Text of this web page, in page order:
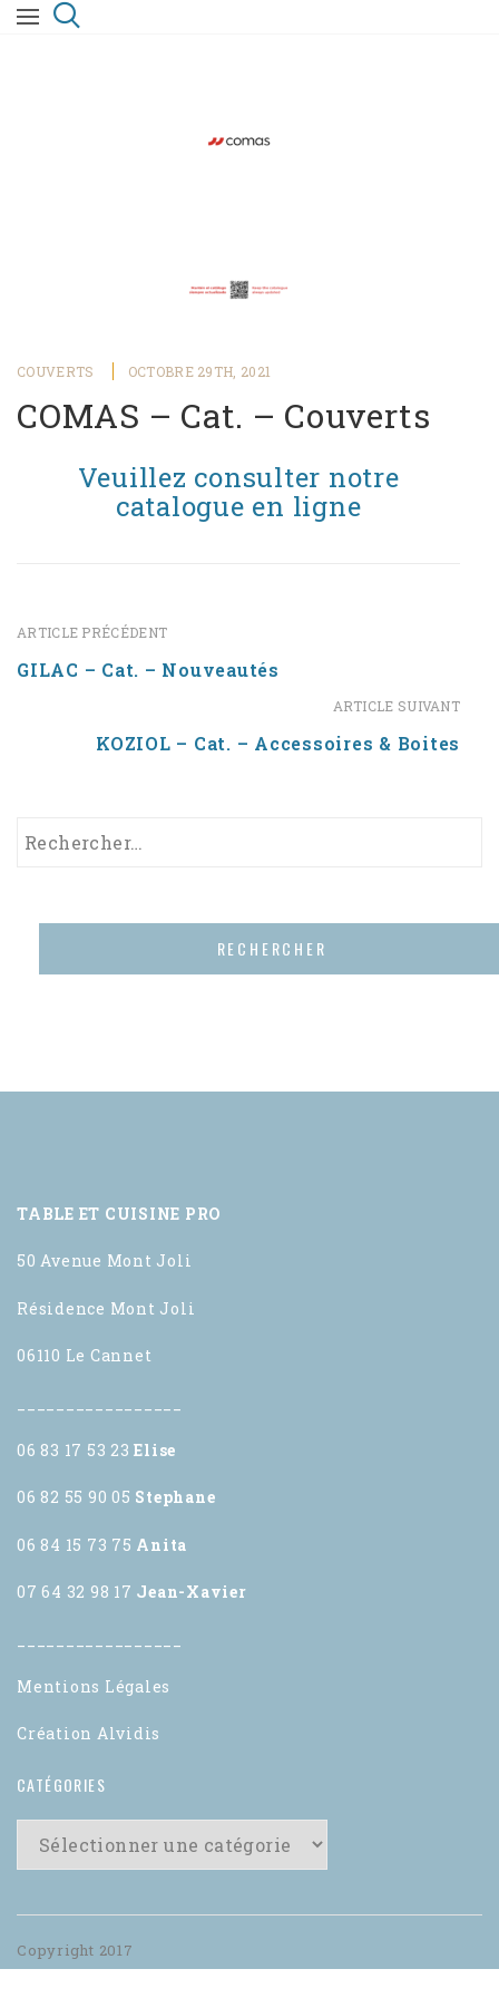
COUVERTS OCTOBRE 29TH, 2021
COMAS – Cat. – Couverts
Veuillez consulter notre
catalogue en ligne
ARTICLE PRÉCÉDENT
GILAC – Cat. – Nouveautés
ARTICLE SUIVANT
KOZIOL – Cat. – Accessoires & Boites
TABLE ET CUISINE PRO
50 Avenue Mont Joli
Résidence Mont Joli
06110 Le Cannet
06 83 17 53 23Elise
06 82 55 90 05 Stephane
06 84 15 73 75 Anita
07 64 32 98 17 Jean-Xavier
Mentions Légales
Création Alvidis
CATÉGORIES
Copyright 2017